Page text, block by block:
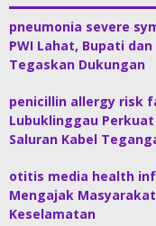
pneumonia severe
PWI Lahat, Bupati
Tegaskan Dukungan
penicillin allergy risk
Lubuklinggau
Saluran Kabel
otitis media health
Mengajak
Keselamatan